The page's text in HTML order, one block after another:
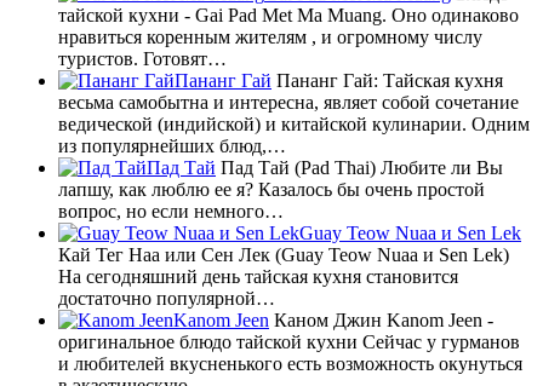
тайской кухни - Gai Pad Met Ma Muang. Оно одинаково
нравиться коренным жителям , и огромному числу
туристов. Готовят…
Пананг Гай Пананг Гай: Тайская кухня
весьма самобытна и интересна, являет собой сочетание
ведической (индийской) и китайской кулинарии. Одним
из популярнейших блюд,…
Пад Тай Пад Тай (Pad Thai) Любите ли Вы
лапшу, как люблю ее я? Казалось бы очень простой
вопрос, но если немного…
Guay Teow Nuaa и Sen Lek
Кай Тег Наа или Сен Лек (Guay Teow Nuaa и Sen Lek)
На сегодняшний день тайская кухня становится
достаточно популярной…
Kanom Jeen Каном Джин Kanom Jeen -
оригинальное блюдо тайской кухни Сейчас у гурманов
и любителей вкусненького есть возможность окунуться